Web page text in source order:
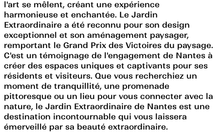
l'art se mêlent, créant une expérience
harmonieuse et enchantée. Le Jardin
Extraordinaire a été reconnu pour son design
exceptionnel et son aménagement paysager,
remportant le Grand Prix des Victoires du paysage.
C'est un témoignage de l'engagement de Nantes à
créer des espaces uniques et captivants pour ses
résidents et visiteurs. Que vous recherchiez un
moment de tranquillité, une promenade
pittoresque ou un lieu pour vous connecter avec la
nature, le Jardin Extraordinaire de Nantes est une
destination incontournable qui vous laissera
émerveillé par sa beauté extraordinaire.